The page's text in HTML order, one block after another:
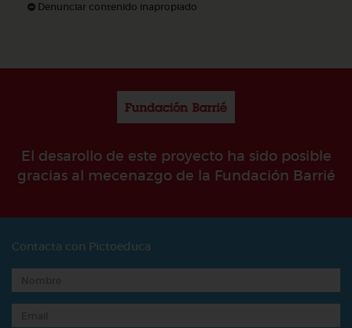
Denunciar contenido inapropiado
El desarollo de este proyecto ha sido posible
gracias al mecenazgo de la Fundación Barrié
Contacta con Pictoeduca